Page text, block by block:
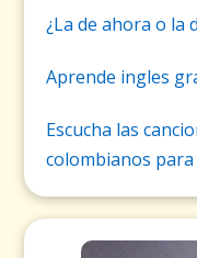
¿La de ahora o la
Aprende ingles
Escucha las
colombianos